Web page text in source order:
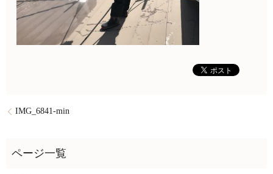
IMG_6841-min